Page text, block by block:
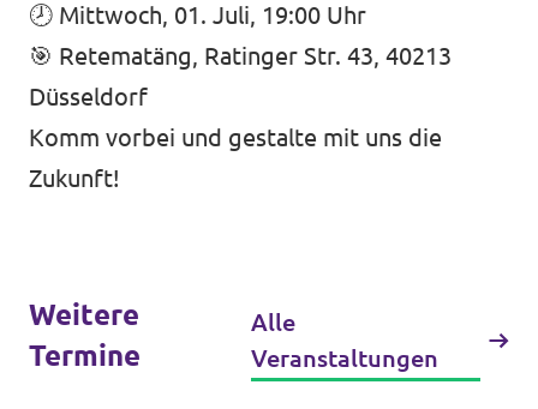
🕗 Mittwoch, 01. Juli, 19:00 Uhr
🎯 Retematäng, Ratinger Str. 43, 40213
Düsseldorf
Komm vorbei und gestalte mit uns die
Zukunft!
Weitere
Termine
Alle
Veranstaltungen